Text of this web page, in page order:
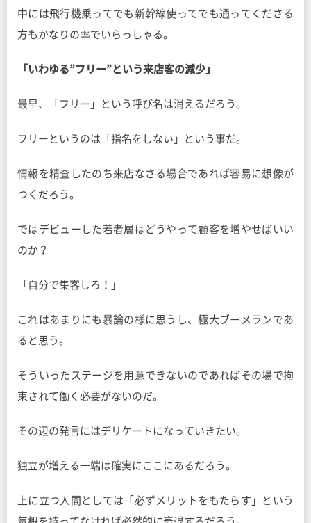
中には飛行機乗ってでも新幹線使ってでも通ってくださる
方もかなりの率でいらっしゃる。
「いわゆる”フリー”という来店客の減少」
最早、「フリー」という呼び名は消えるだろう。
フリーというのは「指名をしない」という事だ。
情報を精査したのち来店なさる場合であれば容易に想像が
つくだろう。
ではデビューした若者層はどうやって顧客を増やせばいい
のか？
「自分で集客しろ！」
これはあまりにも暴論の様に思うし、極大ブーメランであ
ると思う。
そういったステージを用意できないのであればその場で拘
束されて働く必要がないのだ。
その辺の発言にはデリケートになっていきたい。
独立が増える一端は確実にここにあるだろう。
上に立つ人間としては「必ずメリットをもたらす」という